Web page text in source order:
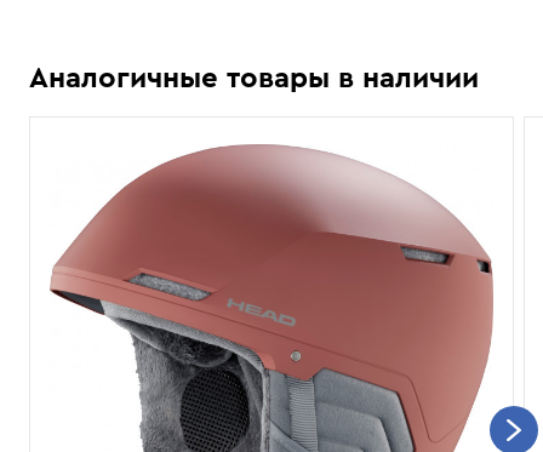
Аналогичные товары в наличии